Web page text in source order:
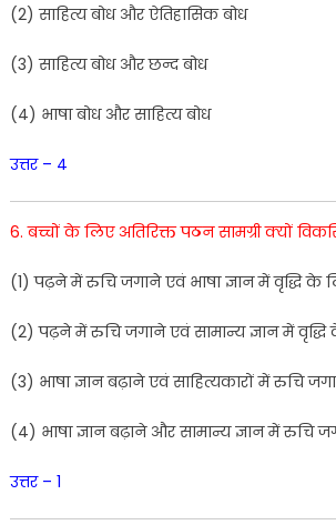
(2)साहित्यबोध औरऐतिहासिकबोध
(3)साहित्य बोध औरछन्दबोध
(4) भाषाबोध औरसाहित्यबोध
उत्तर – 4
6. बच्चोंके लिए अतिरिक्तपठनसामग्रीक्यों
(1)पढ़नेमेंरुचिजगानेएवं भाषाज्ञानमें वृद्धि के
(2)पढ़नेमें रुचि जगानेएवंसामान्य ज्ञानमेंवृद्धि
(3) भाषा ज्ञान बढ़ाने एवं साहित्यकारोंमेंरुचि
(4) भाषाज्ञानबढ़ाने औरसामान्यज्ञान में रुचि
उत्तर – 1